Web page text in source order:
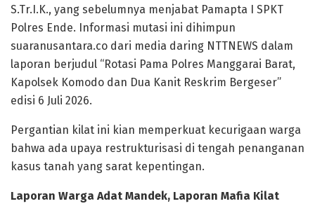
S.Tr.I.K., yang sebelumnya menjabat Pamapta I SPKT
Polres Ende. Informasi mutasi ini dihimpun
suaranusantara.co dari media daring NTTNEWS dalam
laporan berjudul “Rotasi Pama Polres Manggarai Barat,
Kapolsek Komodo dan Dua Kanit Reskrim Bergeser”
edisi 6 Juli 2026.
Pergantian kilat ini kian memperkuat kecurigaan warga
bahwa ada upaya restrukturisasi di tengah penanganan
kasus tanah yang sarat kepentingan.
Laporan Warga Adat Mandek, Laporan Mafia Kilat